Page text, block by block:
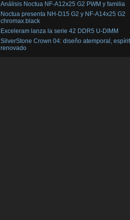
Análisis Noctua NF-A12x25 G2 PWM y familia
Noctua presenta NH-D15 G2 y NF-A14x25 G2
chromax.black
Exceleram lanza la serie 42 DDR5 U-DIMM
SilverStone Crown 04: diseño atemporal,
renovado